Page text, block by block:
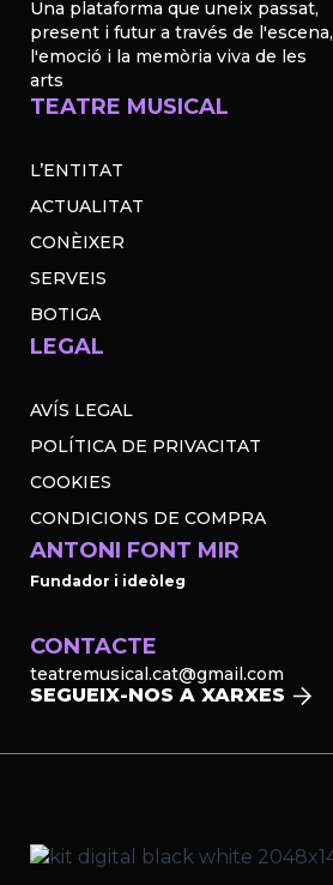
Una plataforma que uneix passat,
present i futur a través de l'escena,
l'emoció i la memòria viva de les
arts
TEATRE MUSICAL
L’ENTITAT
ACTUALITAT
CONÈIXER
SERVEIS
BOTIGA
LEGAL
AVÍS LEGAL
POLÍTICA DE PRIVACITAT
COOKIES
CONDICIONS DE COMPRA
ANTONI FONT MIR
Fundador i ideòleg
CONTACTE
teatremusical.cat@gmail.com
SEGUEIX-NOS A XARXES